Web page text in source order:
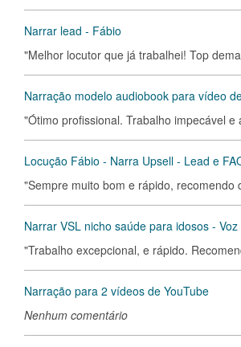
Narrar lead - Fábio
"Melhor locutor que já trabalhei! Top
Narração modelo audiobook para vídeo
"Ótimo profissional. Trabalho impecável
Locução Fábio - Narra Upsell - Lead e
"Sempre muito bom e rápido, recomendo
Narrar VSL nicho saúde para idosos -
"Trabalho excepcional, e rápido.
Narração para 2 vídeos de YouTube
Nenhum comentário